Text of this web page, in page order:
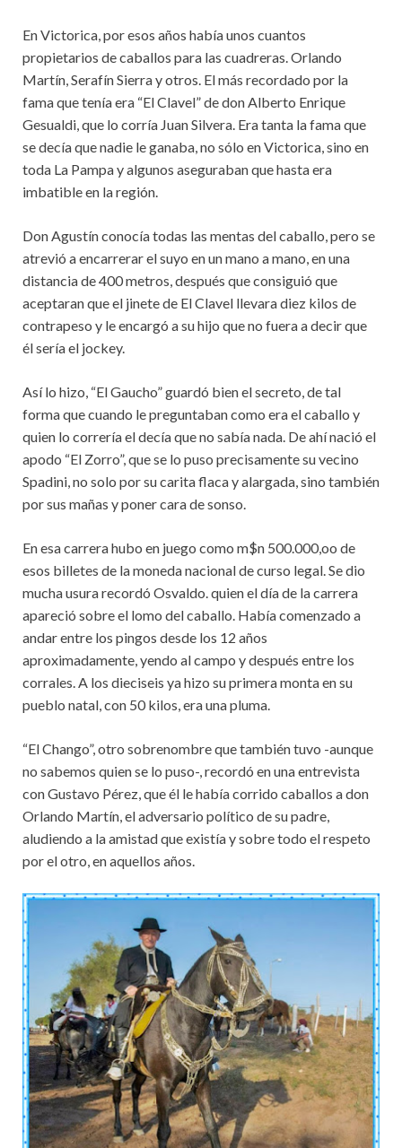
En Victorica, por esos años había unos cuantos
propietarios de caballos para las cuadreras. Orlando
Martín, Serafín Sierra y otros. El más recordado por la
fama que tenía era “El Clavel” de don Alberto Enrique
Gesualdi, que lo corría Juan Silvera. Era tanta la fama que
se decía que nadie le ganaba, no sólo en Victorica, sino en
toda La Pampa y algunos aseguraban que hasta era
imbatible en la región.
Don Agustín conocía todas las mentas del caballo, pero se
atrevió a encarrerar el suyo en un mano a mano, en una
distancia de 400 metros, después que consiguió que
aceptaran que el jinete de El Clavel llevara diez kilos de
contrapeso y le encargó a su hijo que no fuera a decir que
él sería el jockey.
Así lo hizo, “El Gaucho” guardó bien el secreto, de tal
forma que cuando le preguntaban como era el caballo y
quien lo correría el decía que no sabía nada. De ahí nació el
apodo “El Zorro”, que se lo puso precisamente su vecino
Spadini, no solo por su carita flaca y alargada, sino también
por sus mañas y poner cara de sonso.
En esa carrera hubo en juego como m$n 500.000,oo de
esos billetes de la moneda nacional de curso legal. Se dio
mucha usura recordó Osvaldo. quien el día de la carrera
apareció sobre el lomo del caballo. Había comenzado a
andar entre los pingos desde los 12 años
aproximadamente, yendo al campo y después entre los
corrales. A los dieciseis ya hizo su primera monta en su
pueblo natal, con 50 kilos, era una pluma.
“El Chango”, otro sobrenombre que también tuvo -aunque
no sabemos quien se lo puso-, recordó en una entrevista
con Gustavo Pérez, que él le había corrido caballos a don
Orlando Martín, el adversario político de su padre,
aludiendo a la amistad que existía y sobre todo el respeto
por el otro, en aquellos años.